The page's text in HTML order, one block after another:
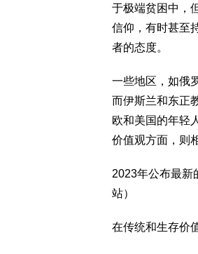
于极端贫困中，
信仰，有时甚至
者的态度。
一些地区，如俄
而伊斯兰和东正
欧和美国的年轻
价值观方面，则
2023年公布最新
站）
在传统和生存价